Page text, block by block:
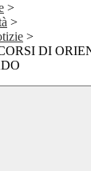
>
>
>
DI